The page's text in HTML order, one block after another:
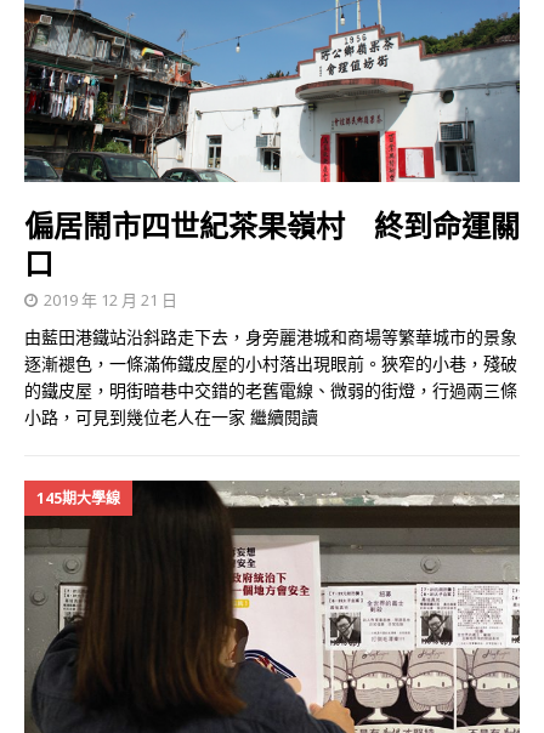
偏居鬧市四世紀茶果嶺村 終到命運關
口
2019 年 12 月 21 日
由藍田港鐵站沿斜路走下去，身旁麗港城和商場等繁華城市的景象
逐漸褪色，一條滿佈鐵皮屋的小村落出現眼前。狹窄的小巷，殘破
的鐵皮屋，明街暗巷中交錯的老舊電線、微弱的街燈，行過兩三條
小路，可見到幾位老人在一家 繼續閱讀
145期大學線